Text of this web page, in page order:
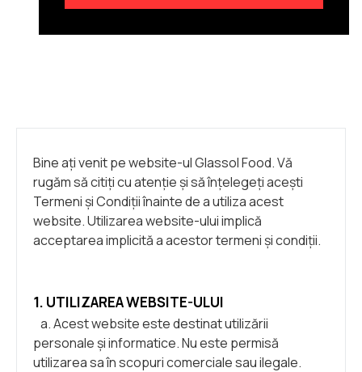
Bine ați venit pe website-ul Glassol Food. Vă
rugăm să citiți cu atenție și să înțelegeți acești
Termeni și Condiții înainte de a utiliza acest
website. Utilizarea website-ului implică
acceptarea implicită a acestor termeni și condiții.
1. UTILIZAREA WEBSITE-ULUI
a. Acest website este destinat utilizării
personale și informatice. Nu este permisă
utilizarea sa în scopuri comerciale sau ilegale.